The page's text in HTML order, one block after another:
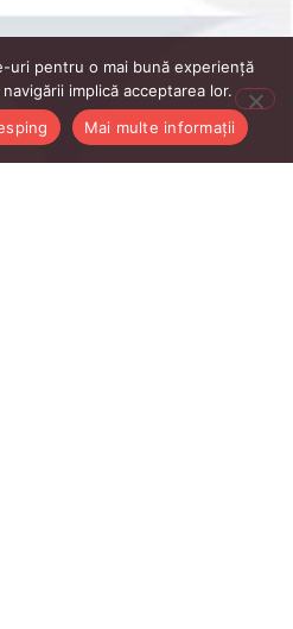
uri pentru o mai bună experiență
implică acceptarea lor.
Mai multe informații